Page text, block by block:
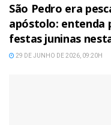
São Pedro era
apóstolo: entenda
festas juninas
29 DE JUNHO DE 2026, 09:20H